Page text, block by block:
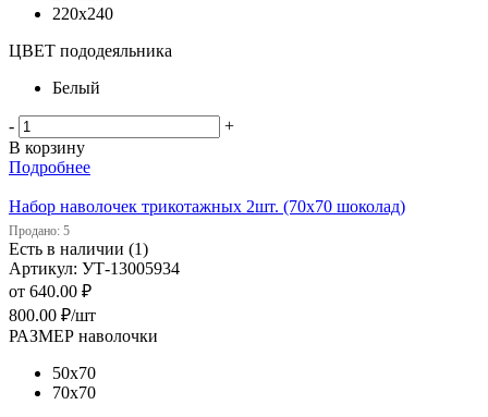
220х240
ЦВЕТ пододеяльника
Белый
-
+
В корзину
Подробнее
Набор наволочек трикотажных 2шт. (70х70 шоколад)
Продано: 5
Есть в наличии (1)
Артикул: УТ-13005934
от 640.00 ₽
800.00 ₽/шт
РАЗМЕР наволочки
50х70
70х70